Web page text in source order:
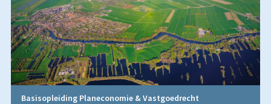
Basisopleiding Planeconomie & Vastgoedrecht